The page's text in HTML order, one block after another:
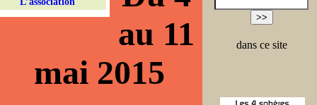
dans ce site
au 11
mai 2015